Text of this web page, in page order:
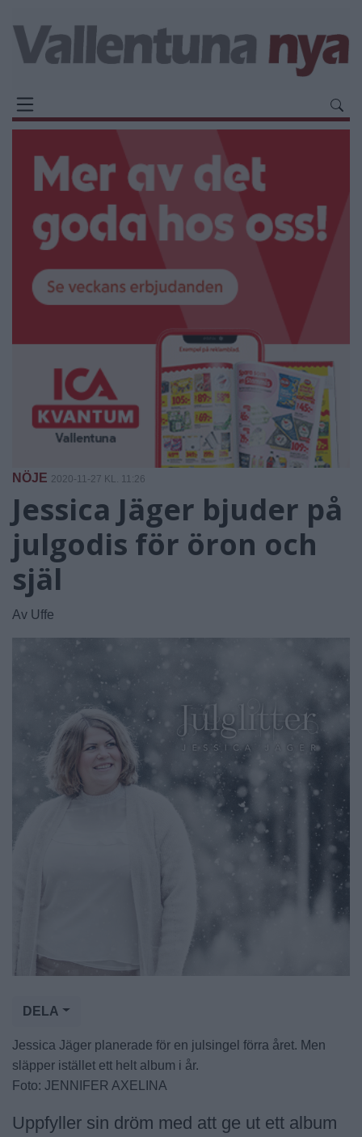
NÖJE 2020-11-27 KL. 11:26
Jessica Jäger bjuder på
julgodis för öron och
själ
Av Uffe
DELA
Jessica Jäger planerade för en julsingel förra året. Men
släpper istället ett helt album i år.
Foto: JENNIFER AXELINA
Uppfyller sin dröm med att ge ut ett album